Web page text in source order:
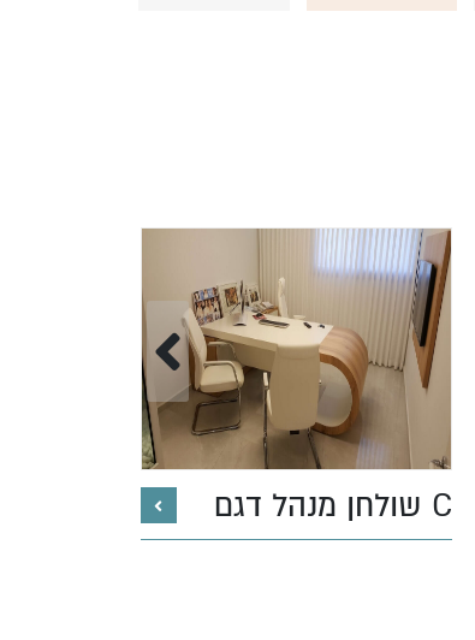
שולחן מנהל דגם C